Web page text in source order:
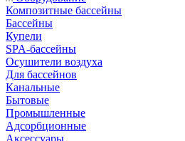
Композитные бассейны
Бассейны
Купели
SPA-бассейны
Осушители воздуха
Для бассейнов
Канальные
Бытовые
Промышленные
Адсорбционные
Аксессуары